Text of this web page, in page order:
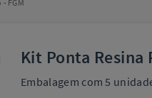
FGM
Kit Ponta Resina
Embalagem com 5